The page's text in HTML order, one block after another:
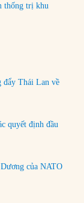
thống trị khu
đẩy Thái Lan về
quyết định đầu
của NATO